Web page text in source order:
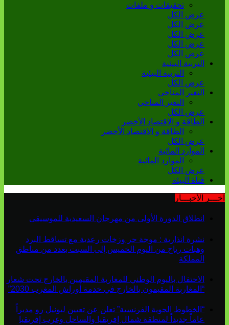
تحقيقات و ملفات
عرض الكل
عرض الكل
عرض الكل
عرض الكل
عرض الكل
التربية البيئية
التربية البيئية
عرض الكل
التغير المناخي
التغير المناخي
عرض الكل
الطاقة و الاقتصاد الأخضر
الطاقة و الاقتصاد الأخضر
عرض الكل
الموارد المائية
الموارد المائية
عرض الكل
قناة البيئة
آخـــر الأخبـــار
انطلاق الدورة الأولى من مهرجان السعيدية للموسيقى
نشرة انذارية : موجة حر وزخات رعدية مع تساقط البرد
وهبات رياح من اليوم الخميس إلى السبت بعدد من مناطق
المملكة
الاحتفال باليوم الوطني للمغاربة المقيمين بالخارج تحت شعار
“المغاربة المقيمون بالخارج في خدمة أوراش المغرب 2030”
“الخطوط الجوية الفرنسية” تعلن عن تعيين ليونيل رو مديراً
عاماً جديداً لمنطقة شمال إفريقيا والساحل وغرب إفريقيا